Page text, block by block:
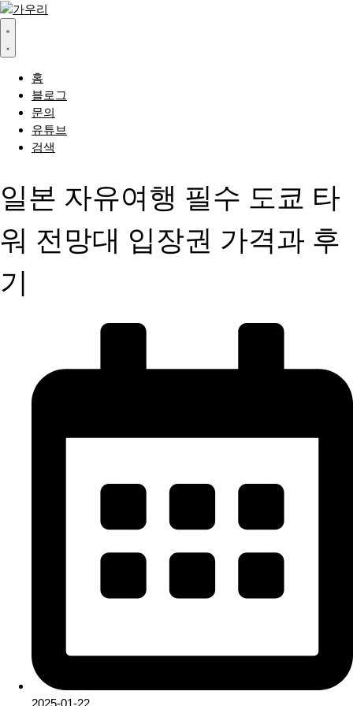
홈
블로그
문의
유튜브
검색
일본 자유여행 필수 도쿄 타
워 전망대 입장권 가격과 후
기